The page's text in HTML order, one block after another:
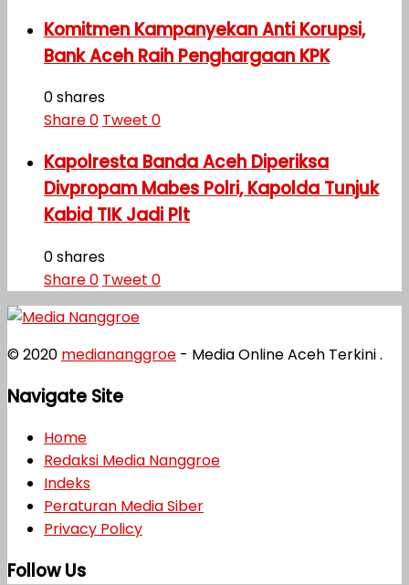
Komitmen Kampanyekan Anti Korupsi,
Bank Aceh Raih Penghargaan KPK
0 shares
Share0 Tweet 0
Kapolresta Banda Aceh Diperiksa
Divpropam Mabes Polri, Kapolda Tunjuk
Kabid TIK Jadi Plt
0 shares
Share0 Tweet 0
© 2020 mediananggroe - Media Online Aceh Terkini .
Navigate Site
Home
Redaksi Media Nanggroe
Indeks
Peraturan Media Siber
Privacy Policy
Follow Us